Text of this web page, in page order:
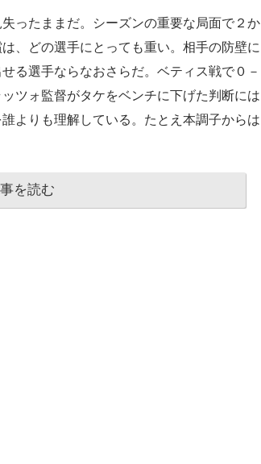
ったままだ。シーズンの重要な局面で２か
、どの選手にとっても重い。相手の防壁に
る選手ならなおさらだ。ベティス戦で０－
ツォ監督がタケをベンチに下げた判断には
よりも理解している。たとえ本調子からは
を読む